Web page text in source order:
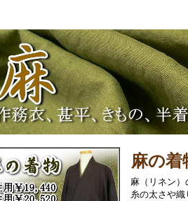
麻の着
麻（リネン
糸の太さや